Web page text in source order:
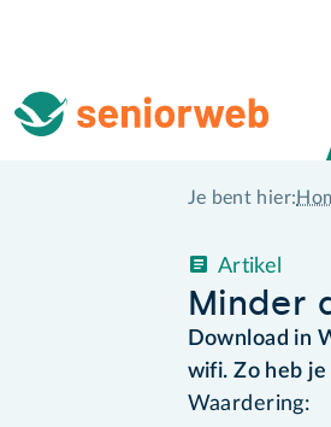
Je bent hier:
Minder
Artikel
Download in
wifi. Zo heb
Waardering: